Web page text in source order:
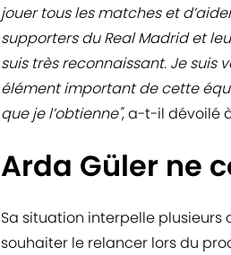
jouer tous les matches et
supporters du Real Madrid et
suis très reconnaissant. Je suis
élément important de cette
que je l’obtienne", a-t-il dévoilé
Arda Güler ne
Sa situation interpelle plusieurs
souhaiter le relancer lors du